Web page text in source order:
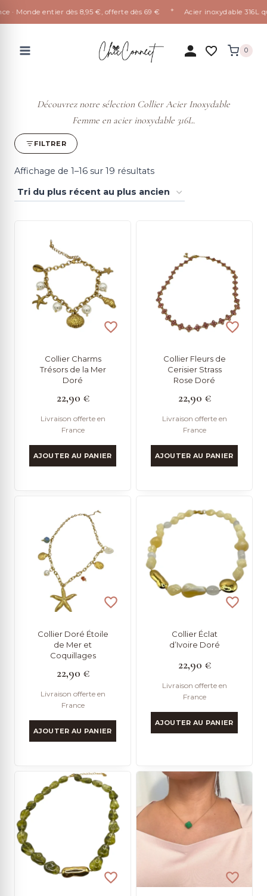
entier dès 8,95 €, offerte dès 69 € ✦ Acier inoxydable 316L qui
0
Découvrez notre sélection Collier Acier Inoxydable
Femme en acier inoxydable 316L.
FILTRER
Affichage de 1–16 sur 19 résultatsTrié
du
ancien
Collier Charms
Trésors de la Mer
Doré
22,90 €
Livraison offerte en
France
AJOUTER AU PANIER
Collier Fleurs de
Cerisier Strass
Rose Doré
22,90 €
Livraison offerte en
France
AJOUTER AU PANIER
Collier Doré Étoile
de Mer et
Coquillages
22,90 €
Livraison offerte en
France
AJOUTER AU PANIER
Collier Éclat
d’Ivoire Doré
22,90 €
Livraison offerte en
France
AJOUTER AU PANIER